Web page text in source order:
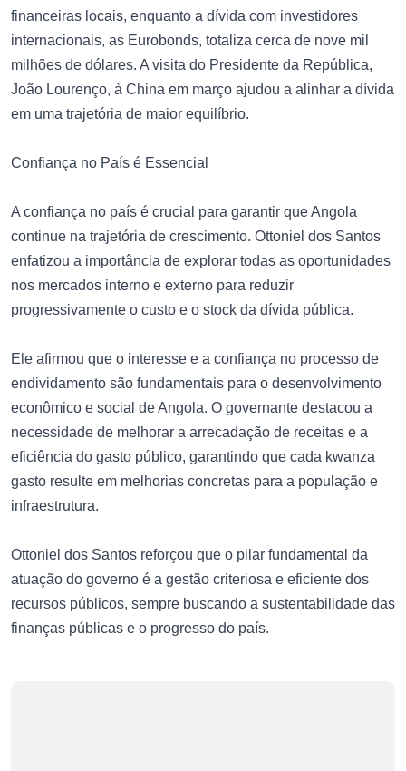
financeiras locais, enquanto a dívida com investidores
internacionais, as Eurobonds, totaliza cerca de nove mil
milhões de dólares. A visita do Presidente da República,
João Lourenço, à China em março ajudou a alinhar a dívida
em uma trajetória de maior equilíbrio.
Confiança no País é Essencial
A confiança no país é crucial para garantir que Angola
continue na trajetória de crescimento. Ottoniel dos Santos
enfatizou a importância de explorar todas as oportunidades
nos mercados interno e externo para reduzir
progressivamente o custo e o stock da dívida pública.
Ele afirmou que o interesse e a confiança no processo de
endividamento são fundamentais para o desenvolvimento
econômico e social de Angola. O governante destacou a
necessidade de melhorar a arrecadação de receitas e a
eficiência do gasto público, garantindo que cada kwanza
gasto resulte em melhorias concretas para a população e
infraestrutura.
Ottoniel dos Santos reforçou que o pilar fundamental da
atuação do governo é a gestão criteriosa e eficiente dos
recursos públicos, sempre buscando a sustentabilidade das
finanças públicas e o progresso do país.